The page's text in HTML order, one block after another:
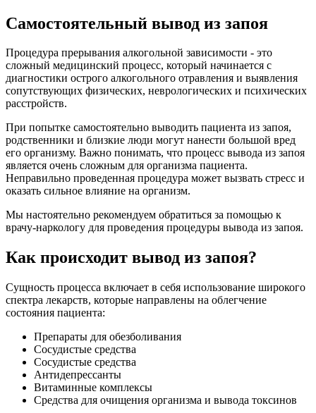
Самостоятельный вывод из запоя
Процедура прерывания алкогольной зависимости - это
сложный медицинский процесс, который начинается с
диагностики острого алкогольного отравления и выявления
сопутствующих физических, неврологических и психических
расстройств.
При попытке самостоятельно выводить пациента из запоя,
родственники и близкие люди могут нанести большой вред
его организму. Важно понимать, что процесс вывода из запоя
является очень сложным для организма пациента.
Неправильно проведенная процедура может вызвать стресс и
оказать сильное влияние на организм.
Мы настоятельно рекомендуем обратиться за помощью к
врачу-наркологу для проведения процедуры вывода из запоя.
Как происходит вывод из запоя?
Сущность процесса включает в себя использование широкого
спектра лекарств, которые направлены на облегчение
состояния пациента:
Препараты для обезболивания
Сосудистые средства
Сосудистые средства
Антидепрессанты
Витаминные комплексы
Средства для очищения организма и вывода токсинов